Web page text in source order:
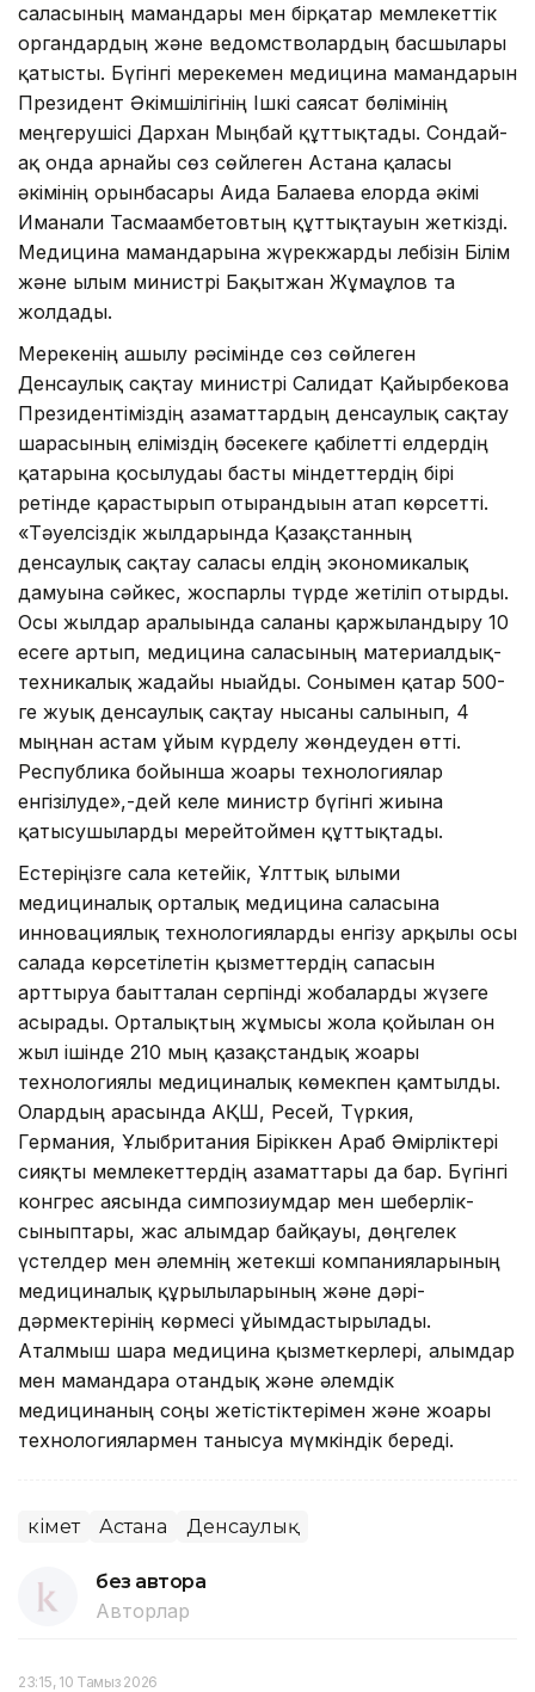
саласының мамандары мен бірқатар мемлекеттік
органдардың және ведомстволардың басшылары
қатысты. Бүгінгі мерекемен медицина мамандарын
Президент Әкімшілігінің Ішкі саясат бөлімінің
меңгерушісі Дархан Мыңбай құттықтады. Сондай-
ақ онда арнайы сөз сөйлеген Астана қаласы
әкімінің орынбасары Аида Балаева елорда әкімі
Иманғали Тасмағамбетовтың құттықтауын жеткізді.
Медицина мамандарына жүрекжарды лебізін Білім
және ғылым министрі Бақытжан Жұмағұлов та
жолдады.
Мерекенің ашылу рәсімінде сөз сөйлеген
Денсаулық сақтау министрі Салидат Қайырбекова
Президентіміздің азаматтардың денсаулық сақтау
шарасының еліміздің бәсекеге қабілетті елдердің
қатарына қосылудағы басты міндеттердің бірі
ретінде қарастырып отырғандығын атап көрсетті.
«Тәуелсіздік жылдарында Қазақстанның
денсаулық сақтау саласы елдің экономикалық
дамуына сәйкес, жоспарлы түрде жетіліп отырды.
Осы жылдар аралығында саланы қаржыландыру 10
есеге артып, медицина саласының материалдық-
техникалық жағдайы нығайды. Сонымен қатар 500-
ге жуық денсаулық сақтау нысаны салынып, 4
мыңнан астам ұйым күрделу жөндеуден өтті.
Республика бойынша жоғары технологиялар
енгізілуде»,-дей келе министр бүгінгі жиынға
қатысушыларды мерейтоймен құттықтады.
Естеріңізге сала кетейік, Ұлттық ғылыми
медициналық орталық медицина саласына
инновациялық технологияларды енгізу арқылы осы
салада көрсетілетін қызметтердің сапасын
арттыруға бағытталған серпінді жобаларды жүзеге
асырады. Орталықтың жұмысы жолға қойылған он
жыл ішінде 210 мың қазақстандық жоғары
технологиялы медициналық көмекпен қамтылды.
Олардың арасында АҚШ, Ресей, Түркия,
Германия, Ұлыбритания Біріккен Араб Әмірліктері
сияқты мемлекеттердің азаматтары да бар. Бүгінгі
конгрес аясында симпозиумдар мен шеберлік-
сыныптары, жас ғалымдар байқауы, дөңгелек
үстелдер мен әлемнің жетекші компанияларының
медициналық құрылғыларының және дәрі-
дәрмектерінің көрмесі ұйымдастырылады.
Аталмыш шара медицина қызметкерлері, ғалымдар
мен мамандарға отандық және әлемдік
медицинаның соңғы жетістіктерімен және жоғары
технологиялармен танысуға мүмкіндік береді.
Үкімет Астана Денсаулық
без автора
Авторлар
23:15, 10 Тамыз 2026